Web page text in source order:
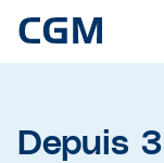
Depuis